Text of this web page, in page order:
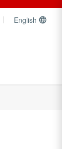
English